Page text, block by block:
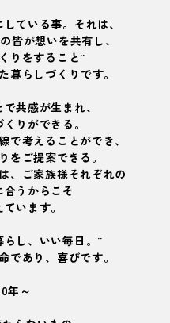
ている事。それは、
皆が想いを共有し、
りをすること¨
暮らしづくり¨です。
共感が生まれ、
りができる。
で考えることができ、
をご提案できる。
、ご家族様それぞれの
うからこそ
います。
し、いい毎日。¨
であり、喜びです。
年～